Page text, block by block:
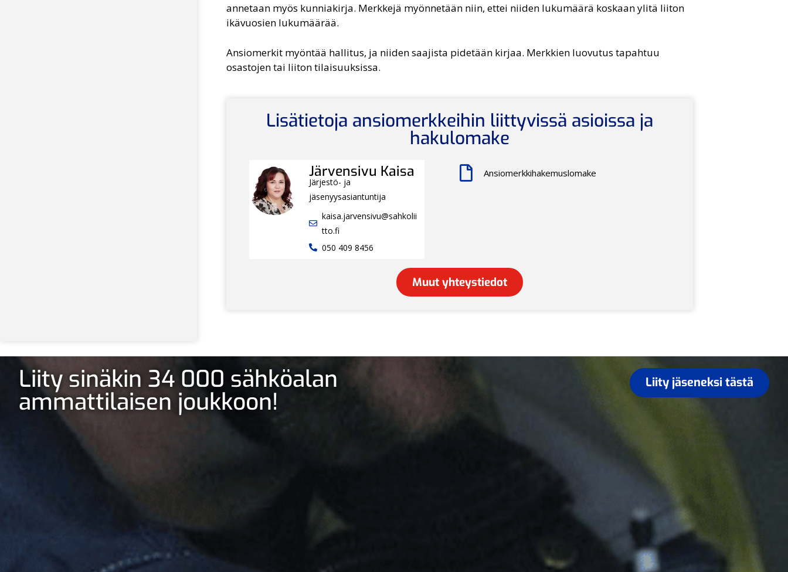
annetaan myös kunniakirja. Merkkejä myönnetään niin, ettei niiden lukumäärä koskaan ylitä liiton
ikävuosien lukumäärää.
Ansiomerkit myöntää hallitus, ja niiden saajista pidetään kirjaa. Merkkien luovutus tapahtuu
osastojen tai liiton tilaisuuksissa.
Lisätietoja ansiomerkkeihin liittyvissä asioissa ja
hakulomake
Järvensivu Kaisa
Järjestö- ja
jäsenyysasiantuntija
kaisa.jarvensivu@sahkolii
tto.fi
050 409 8456
Ansiomerkkihakemuslomake
Muut yhteystiedot
Liity sinäkin 34 000 sähköalan
ammattilaisen joukkoon!
Liity jäseneksi tästä